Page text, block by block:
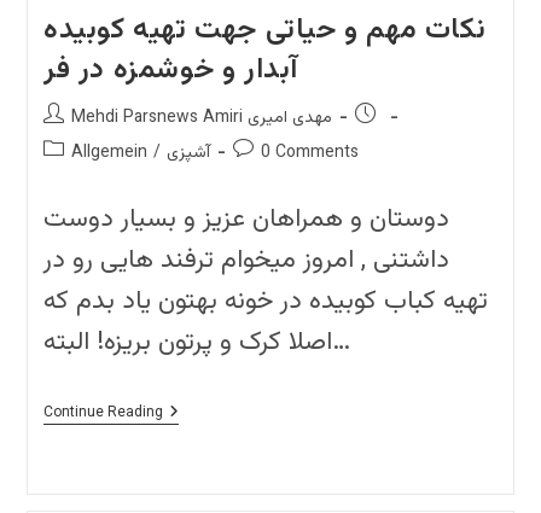
نکات مهم و حیاتی جهت تهیه کوبیده
آبدار و خوشمزه در فر
Post
author:
Mehdi Parsnews Amiri مهدی امیری
Post
PostAllgemein / آشپزی
Post0 Comments
دوستان و همراهان عزیز و بسیار دوست
داشتنی , امروز میخوام ترفند هایی رو در
تهیه کباب کوبیده در خونه بهتون یاد بدم که
اصلا کرک و پرتون بریزه! البته…
Continue Readingنکات
مهم